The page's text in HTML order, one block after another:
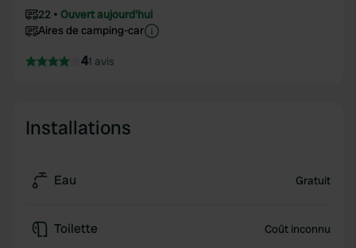
22
Ouvert aujourd'hui
Aires de camping-car
41 avis
Installations
Eau Gratuit
Toilette Coût inconnu